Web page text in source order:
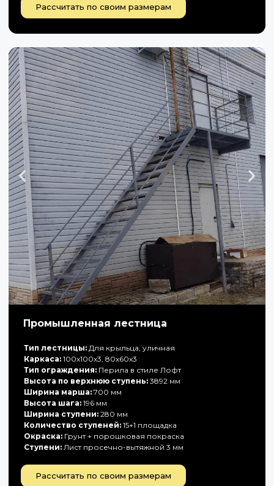
Рассчитать по своим размерам
Промышленная лестница
Тип лестницы: Для крыльца, уличная
Каркаса: 100х100х3, 80х60х3
Тип ограждения: Перила в стиле Лофт
Высота по верхнюю ступень: 3892 мм
Ширина марша: 700 мм
Высота шага: 196 мм
Ширина ступени: 280 мм
Количество ступеней: 15+1 площадка
Окраска: Грунт + порошковая покраска
Ступени: Лист просечно-вытяжной 3 мм
Рассчитать по своим размерам